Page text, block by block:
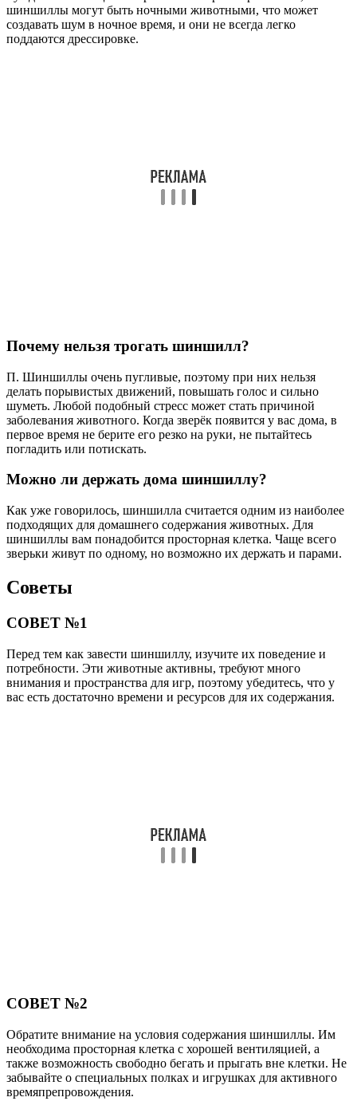
шиншиллы могут быть ночными животными, что может
создавать шум в ночное время, и они не всегда легко
поддаются дрессировке.
Почему нельзя трогать шиншилл?
П. Шиншиллы очень пугливые, поэтому при них нельзя
делать порывистых движений, повышать голос и сильно
шуметь. Любой подобный стресс может стать причиной
заболевания животного. Когда зверёк появится у вас дома, в
первое время не берите его резко на руки, не пытайтесь
погладить или потискать.
Можно ли держать дома шиншиллу?
Как уже говорилось, шиншилла считается одним из наиболее
подходящих для домашнего содержания животных. Для
шиншиллы вам понадобится просторная клетка. Чаще всего
зверьки живут по одному, но возможно их держать и парами.
Советы
СОВЕТ №1
Перед тем как завести шиншиллу, изучите их поведение и
потребности. Эти животные активны, требуют много
внимания и пространства для игр, поэтому убедитесь, что у
вас есть достаточно времени и ресурсов для их содержания.
СОВЕТ №2
Обратите внимание на условия содержания шиншиллы. Им
необходима просторная клетка с хорошей вентиляцией, а
также возможность свободно бегать и прыгать вне клетки. Не
забывайте о специальных полках и игрушках для активного
времяпрепровождения.